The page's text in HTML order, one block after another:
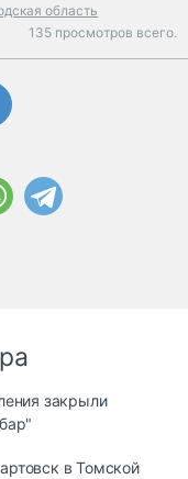
область
135 просмотров всего.
закрыли
в Томской